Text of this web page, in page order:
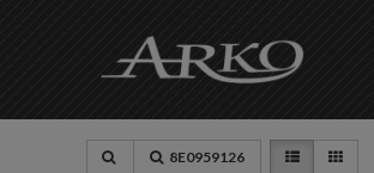
8E0959126